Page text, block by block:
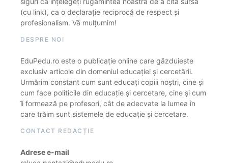
(cu link), ca o declarație reciprocă de respect și
profesionalism. Vă mulțumim!
DESPRE NOI
EduPedu.ro este o publicație online care găzduiește
exclusiv articole din domeniul educației și cercetării.
Urmărim constant cum sunt educați copiii noștri, cine și
cum face politicile din educație și cercetare, cine și cum
îi formează pe profesori, cât de adecvate la lumea în
care trăim sunt sistemele de educație și cercetare.
CONTACT REDACȚIE
Adrese e-mail